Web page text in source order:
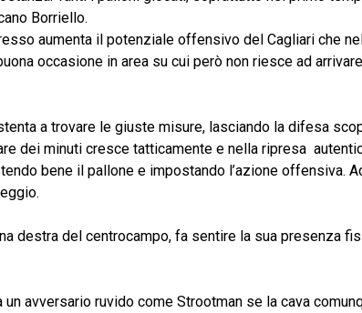
Borriello.
aumenta il potenziale offensivo del Cagliari che
occasione in area su cui però non riesce ad
a trovare le giuste misure, lasciando la difesa
dei minuti cresce tatticamente e nella ripresa
bene il pallone e impostando l’azione offensiva.
destra del centrocampo, fa sentire la sua presenza
un avversario ruvido come Strootman se la cava